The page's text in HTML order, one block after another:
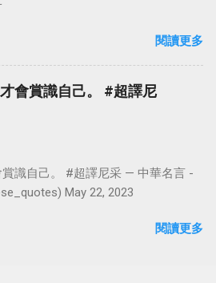
閱讀更多
會賞識自己。 #超譯尼
識自己。 #超譯尼采 — 中華名言 -
May 22, 2023
閱讀更多